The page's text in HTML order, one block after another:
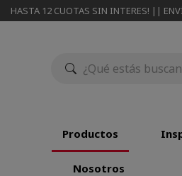
HASTA 12 CUOTAS SIN INTERES! ||
Productos
Nosotros